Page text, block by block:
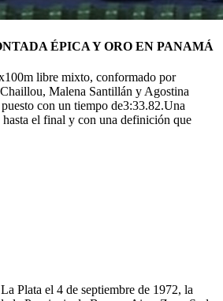
ÉPICA Y ORO EN PANAMÁ
libre mixto, conformado por
Malena Santillán y Agostina
con un tiempo de3:33.82.Una
hasta el final y con una definición que
Plata el 4 de septiembre de 1972, la